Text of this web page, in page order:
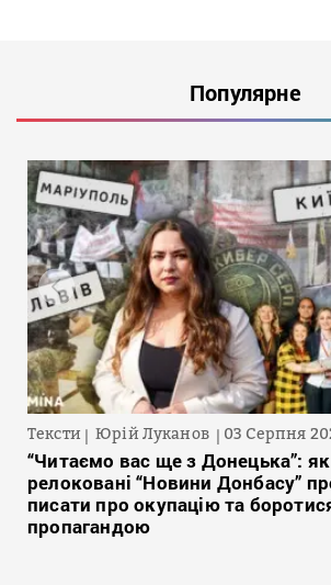
Популярне
Тексти Юрій Луканов 03 Серпня
“Читаємо вас ще з Донецька”: як
релоковані “Новини Донбасу”
писати про окупацію та
пропагандою